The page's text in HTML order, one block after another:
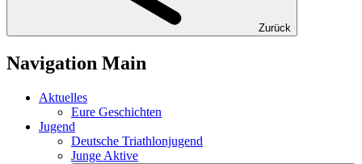
Zurück
Navigation Main
Aktuelles
Eure Geschichten
Jugend
Deutsche Triathlonjugend
Junge Aktive